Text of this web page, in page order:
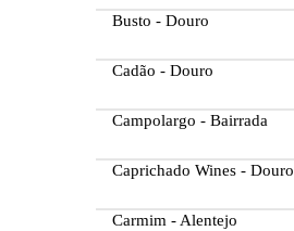
Busto - Douro
Cadão - Douro
Campolargo - Bairrada
Caprichado Wines - Douro
Carmim - Alentejo